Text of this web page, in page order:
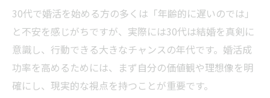
法
30代婚活と家族計画を両立させるポイント
30代が家族計画を進めるべきタイミング
婚活成功率と家族計画のリスク管理術
埼玉県蕨市で実感する30代婚活の現実
30代で婚活を始める方の多くは「年齢的に遅いのでは」
と不安を感じがちですが、実際には30代は結婚を真剣に
意識し、行動できる大きなチャンスの年代です。婚活成
功率を高めるためには、まず自分の価値観や理想像を明
確にし、現実的な視点を持つことが重要です。